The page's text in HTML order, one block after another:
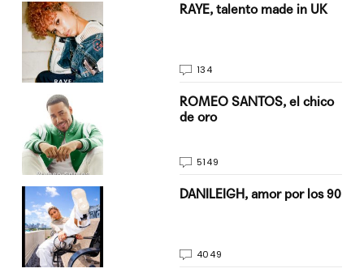
RAYE, talento made in UK
134
ROMEO SANTOS, el chico
de oro
5149
DANILEIGH, amor por los 90
4049